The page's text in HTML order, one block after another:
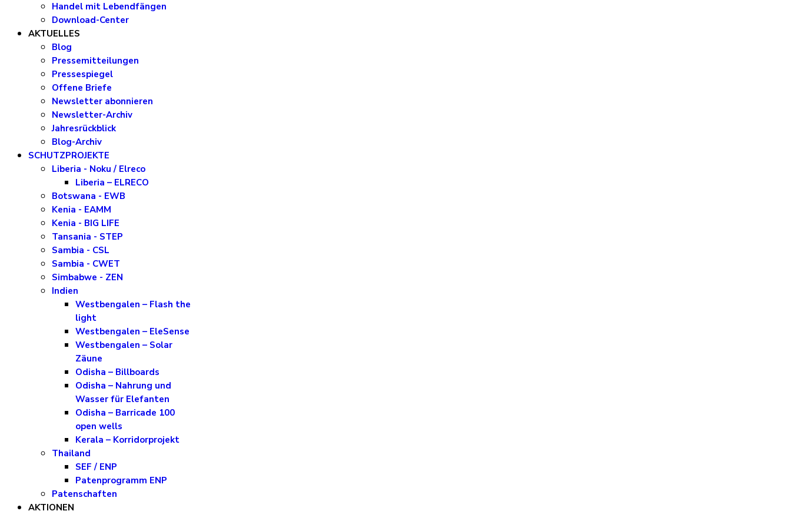
Handel mit Lebendfängen
Download-Center
AKTUELLES
Blog
Pressemitteilungen
Pressespiegel
Offene Briefe
Newsletter abonnieren
Newsletter-Archiv
Jahresrückblick
Blog-Archiv
SCHUTZPROJEKTE
Liberia - Noku / Elreco
Liberia – ELRECO
Botswana - EWB
Kenia - EAMM
Kenia - BIG LIFE
Tansania - STEP
Sambia - CSL
Sambia - CWET
Simbabwe - ZEN
Indien
Westbengalen – Flash the
light
Westbengalen – EleSense
Westbengalen – Solar
Zäune
Odisha – Billboards
Odisha – Nahrung und
Wasser für Elefanten
Odisha – Barricade 100
open wells
Kerala – Korridorprojekt
Thailand
SEF / ENP
Patenprogramm ENP
Patenschaften
AKTIONEN